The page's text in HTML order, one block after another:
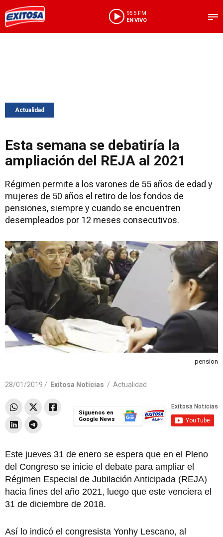
95.5 FM
EN VIVO
Actualidad
Esta semana se debatiría la
ampliación del REJA al 2021
Régimen permite a los varones de 55 años de edad y
mujeres de 50 años el retiro de los fondos de
pensiones, siempre y cuando se encuentren
desempleados por 12 meses consecutivos.
pension
28/01/2019 / Exitosa Noticias / Actualidad
Síguenos en
Google News
Este jueves 31 de enero se espera que en el Pleno
del Congreso se inicie el debate para ampliar el
Régimen Especial de Jubilación Anticipada (REJA)
hacia fines del año 2021, luego que este venciera el
31 de diciembre de 2018.
Así lo indicó el congresista Yonhy Lescano, al